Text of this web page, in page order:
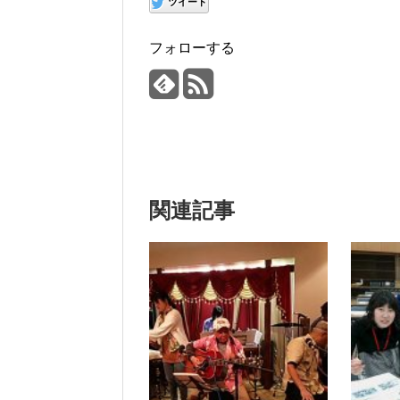
フォローする
関連記事